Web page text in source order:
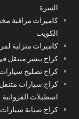
السرة
كاميرات مراقبة
الكويت
كاميرات منزلية
كراج بنشر متنقل
كراج تصليح
كراج سيارات
اسطبلات الفروانية
كراج صيانة